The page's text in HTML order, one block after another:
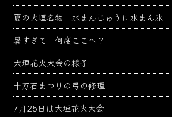
夏の大垣名物 水まんじゅうに水まん氷
暑すぎて 何度ここへ？
大垣花火大会の様子
十万石まつりの弓の修理
7月25日は大垣花火大会